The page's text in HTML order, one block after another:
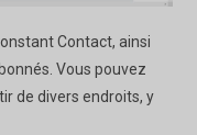
Contact, ainsi
Vous pouvez
de divers endroits, y